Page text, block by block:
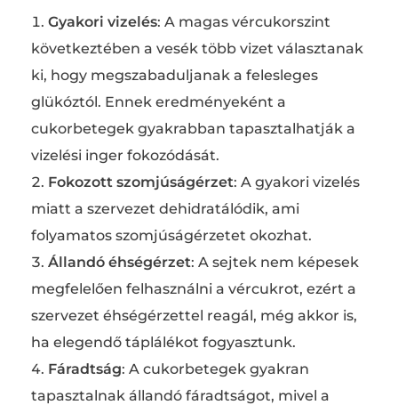
Gyakori vizelés: A magas vércukorszint
következtében a vesék több vizet választanak
ki, hogy megszabaduljanak a felesleges
glükóztól. Ennek eredményeként a
cukorbetegek gyakrabban tapasztalhatják a
vizelési inger fokozódását.
Fokozott szomjúságérzet: A gyakori vizelés
miatt a szervezet dehidratálódik, ami
folyamatos szomjúságérzetet okozhat.
Állandó éhségérzet: A sejtek nem képesek
megfelelően felhasználni a vércukrot, ezért a
szervezet éhségérzettel reagál, még akkor is,
ha elegendő táplálékot fogyasztunk.
Fáradtság: A cukorbetegek gyakran
tapasztalnak állandó fáradtságot, mivel a